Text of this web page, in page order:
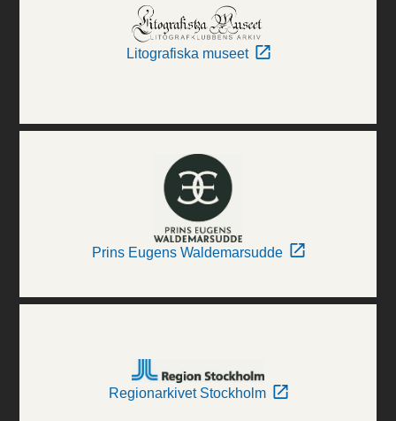
Litografiska museet
Prins Eugens Waldemarsudde
Regionarkivet Stockholm